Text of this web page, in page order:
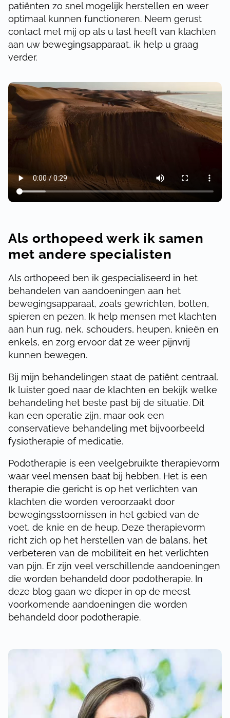
patiënten zo snel mogelijk herstellen en weer
optimaal kunnen functioneren. Neem gerust
contact met mij op als u last heeft van klachten
aan uw bewegingsapparaat, ik help u graag
verder.
Als orthopeed werk ik samen
met andere specialisten
Als orthopeed ben ik gespecialiseerd in het
behandelen van aandoeningen aan het
bewegingsapparaat, zoals gewrichten, botten,
spieren en pezen. Ik help mensen met klachten
aan hun rug, nek, schouders, heupen, knieën en
enkels, en zorg ervoor dat ze weer pijnvrij
kunnen bewegen.
Bij mijn behandelingen staat de patiënt centraal.
Ik luister goed naar de klachten en bekijk welke
behandeling het beste past bij de situatie. Dit
kan een operatie zijn, maar ook een
conservatieve behandeling met bijvoorbeeld
fysiotherapie of medicatie.
Podotherapie is een veelgebruikte therapievorm
waar veel mensen baat bij hebben. Het is een
therapie die gericht is op het verlichten van
klachten die worden veroorzaakt door
bewegingsstoornissen in het gebied van de
voet, de knie en de heup. Deze therapievorm
richt zich op het herstellen van de balans, het
verbeteren van de mobiliteit en het verlichten
van pijn. Er zijn veel verschillende aandoeningen
die worden behandeld door podotherapie. In
deze blog gaan we dieper in op de meest
voorkomende aandoeningen die worden
behandeld door podotherapie.